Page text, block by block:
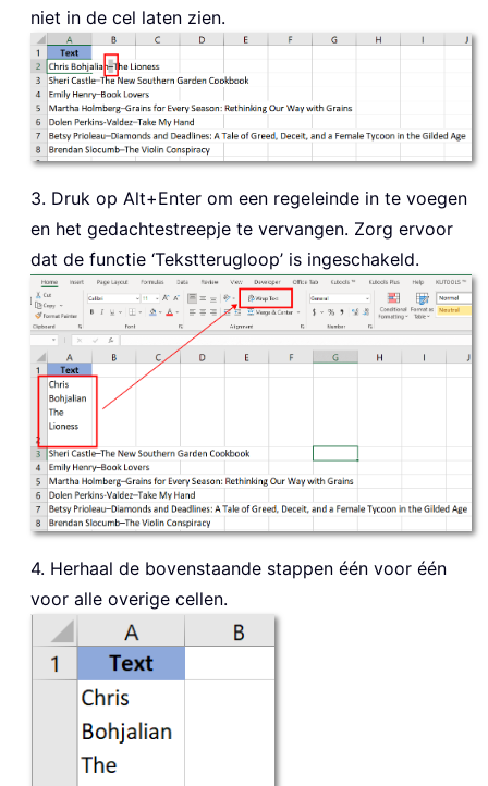
niet in de cel laten zien.
3. Druk op Alt+Enter om een regeleinde in te voegen
en het gedachtestreepje te vervangen. Zorg ervoor
dat de functie ‘Tekstterugloop’ is ingeschakeld.
4. Herhaal de bovenstaande stappen één voor één
voor alle overige cellen.